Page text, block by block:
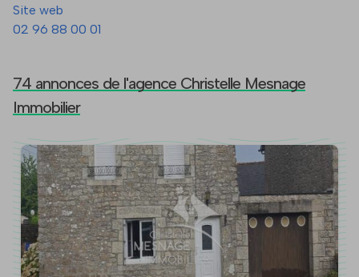
Site web
02 96 88 00 01
74 annonces de l'agence Christelle Mesnage
Immobilier